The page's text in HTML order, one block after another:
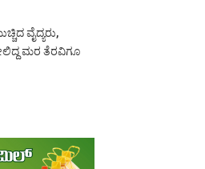
ವೈದ್ಯರು,
ಮರ ತೆರವಿಗೂ